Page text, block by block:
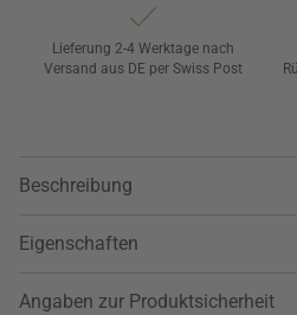
Lieferung 2-4 Werktage nach
Versand aus DE per Swiss Post
Beschreibung
Eigenschaften
Angaben zur Produktsicherheit